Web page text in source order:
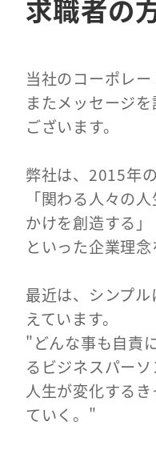
求職者の
当社のコーポレー
またメッセージ
ございます。
弊社は、2015年
「関わる人々の
かけを創造する」
といった企業理念
最近は、シンプ
えています。
"どんな事も自責
るビジネスパーソ
人生が変化する
ていく。"